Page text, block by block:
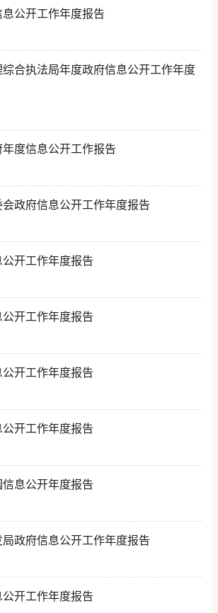
公开工作年度报告
合执法局年度政府信息公开工作年度
年度信息公开工作报告
政府信息公开工作年度报告
开工作年度报告
开工作年度报告
开工作年度报告
开工作年度报告
息公开年度报告
政府信息公开工作年度报告
开工作年度报告